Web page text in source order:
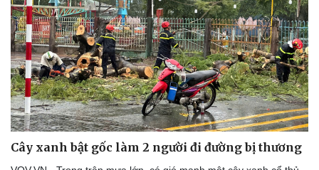
Cây xanh bật gốc làm 2 người đi đường bị thương